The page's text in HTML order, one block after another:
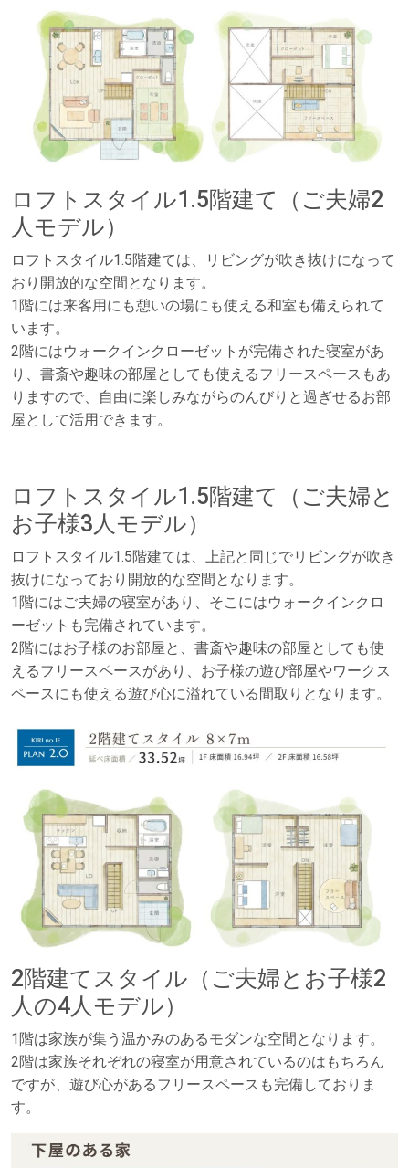
ロフトスタイル1.5階建て（ご夫婦2
人モデル）
ロフトスタイル1.5階建ては、リビングが吹き抜けになって
おり開放的な空間となります。
1階には来客用にも憩いの場にも使える和室も備えられて
います。
2階にはウォークインクローゼットが完備された寝室があ
り、書斎や趣味の部屋としても使えるフリースペースもあ
りますので、自由に楽しみながらのんびりと過ぎせるお部
屋として活用できます。
ロフトスタイル1.5階建て（ご夫婦と
お子様3人モデル）
ロフトスタイル1.5階建ては、上記と同じでリビングが吹き
抜けになっており開放的な空間となります。
1階にはご夫婦の寝室があり、そこにはウォークインクロ
ーゼットも完備されています。
2階にはお子様のお部屋と、書斎や趣味の部屋としても使
えるフリースペースがあり、お子様の遊び部屋やワークス
ペースにも使える遊び心に溢れている間取りとなります。
2階建てスタイル（ご夫婦とお子様2
人の4人モデル）
1階は家族が集う温かみのあるモダンな空間となります。
2階は家族それぞれの寝室が用意されているのはもちろん
ですが、遊び心があるフリースペースも完備しておりま
す。